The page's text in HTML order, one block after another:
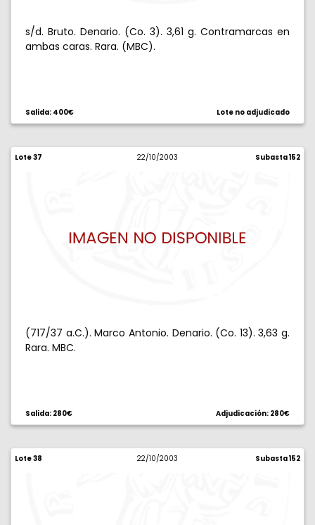
s/d. Bruto. Denario. (Co. 3). 3,61 g. Contramarcas en
ambas caras. Rara. (MBC).
Salida: 400€ Lote no adjudicado
Lote 37 22/10/2003 Subasta 152
(717/37 a.C.). Marco Antonio. Denario. (Co. 13). 3,63 g.
Rara. MBC.
Salida: 280€ Adjudicación: 280€
Lote 38 22/10/2003 Subasta 152